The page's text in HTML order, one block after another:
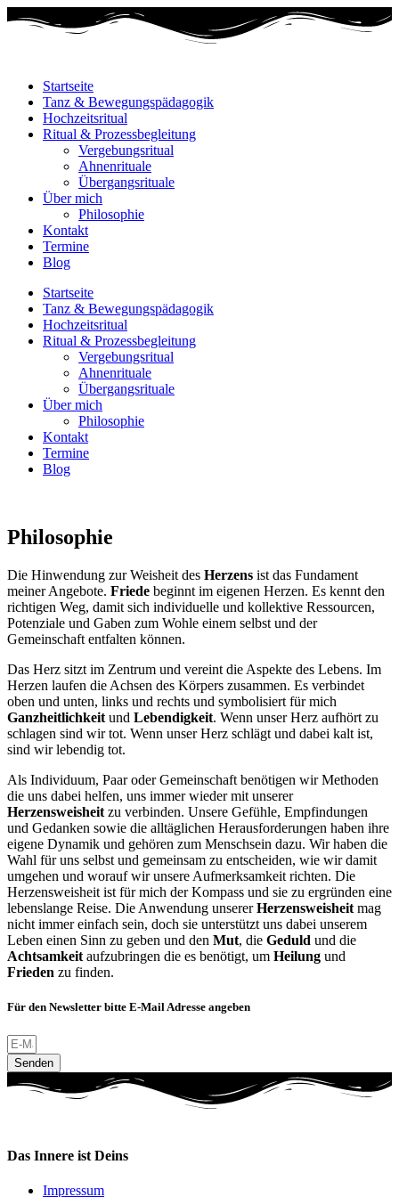
Startseite
Tanz & Bewegungspädagogik
Hochzeitsritual
Ritual & Prozessbegleitung
Vergebungsritual
Ahnenrituale
Übergangsrituale
Über mich
Philosophie
Kontakt
Termine
Blog
Startseite
Tanz & Bewegungspädagogik
Hochzeitsritual
Ritual & Prozessbegleitung
Vergebungsritual
Ahnenrituale
Übergangsrituale
Über mich
Philosophie
Kontakt
Termine
Blog
Philosophie
Die Hinwendung zur Weisheit des Herzens ist das Fundament
meiner Angebote. Friede beginnt im eigenen Herzen. Es kennt den
richtigen Weg, damit sich individuelle und kollektive Ressourcen,
Potenziale und Gaben zum Wohle einem selbst und der
Gemeinschaft entfalten können.
Das Herz sitzt im Zentrum und vereint die Aspekte des Lebens. Im
Herzen laufen die Achsen des Körpers zusammen. Es verbindet
oben und unten, links und rechts und symbolisiert für mich
Ganzheitlichkeit und Lebendigkeit. Wenn unser Herz aufhört zu
schlagen sind wir tot. Wenn unser Herz schlägt und dabei kalt ist,
sind wir lebendig tot.
Als Individuum, Paar oder Gemeinschaft benötigen wir Methoden
die uns dabei helfen, uns immer wieder mit unserer
Herzensweisheit zu verbinden. Unsere Gefühle, Empfindungen
und Gedanken sowie die alltäglichen Herausforderungen haben ihre
eigene Dynamik und gehören zum Menschsein dazu. Wir haben die
Wahl für uns selbst und gemeinsam zu entscheiden, wie wir damit
umgehen und worauf wir unsere Aufmerksamkeit richten. Die
Herzensweisheit ist für mich der Kompass und sie zu ergründen eine
lebenslange Reise. Die Anwendung unsererHerzensweisheit mag
nicht immer einfach sein, doch sie unterstützt uns dabei unserem
Leben einen Sinn zu geben und den Mut, die Geduld und die
Achtsamkeit aufzubringen die es benötigt, um Heilung und
Frieden zu finden.
Für den Newsletter bitte E-Mail Adresse angeben
Senden
Das Innere ist Deins
Impressum